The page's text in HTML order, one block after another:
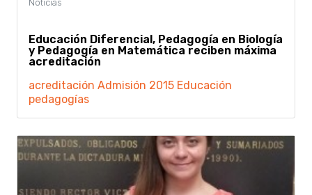
Educación Diferencial, Pedagogía en Biología
y Pedagogía en Matemática reciben máxima
acreditación
acreditación Admisión 2015 Educación
pedagogías